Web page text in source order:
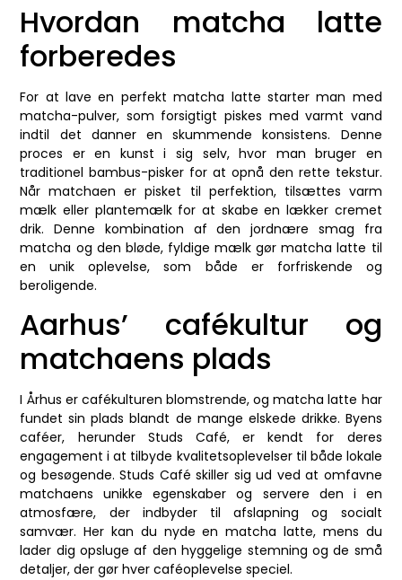
Hvordan matcha latte
forberedes
For at lave en perfekt matcha latte starter man med
matcha-pulver, som forsigtigt piskes med varmt vand
indtil det danner en skummende konsistens. Denne
proces er en kunst i sig selv, hvor man bruger en
traditionel bambus-pisker for at opnå den rette tekstur.
Når matchaen er pisket til perfektion, tilsættes varm
mælk eller plantemælk for at skabe en lækker cremet
drik. Denne kombination af den jordnære smag fra
matcha og den bløde, fyldige mælk gør matcha latte til
en unik oplevelse, som både er forfriskende og
beroligende.
Aarhus’ cafékultur og
matchaens plads
I Århus er cafékulturen blomstrende, og matcha latte har
fundet sin plads blandt de mange elskede drikke. Byens
caféer, herunder Studs Café, er kendt for deres
engagement i at tilbyde kvalitetsoplevelser til både lokale
og besøgende. Studs Café skiller sig ud ved at omfavne
matchaens unikke egenskaber og servere den i en
atmosfære, der indbyder til afslapning og socialt
samvær. Her kan du nyde en matcha latte, mens du
lader dig opsluge af den hyggelige stemning og de små
detaljer, der gør hver caféoplevelse speciel.